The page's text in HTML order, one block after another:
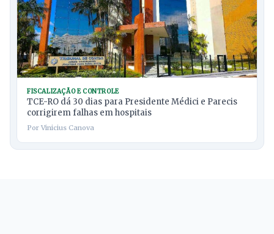
FISCALIZAÇÃO E CONTROLE
TCE-RO dá 30 dias para Presidente Médici e Parecis
corrigirem falhas em hospitais
Por Vinicius Canova